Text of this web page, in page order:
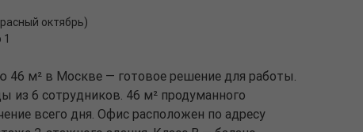
октябрь)
46 м² в Москве — готовое решение для работы.
6 сотрудников. 46 м² продуманного
всего дня. Офис расположен по адресу